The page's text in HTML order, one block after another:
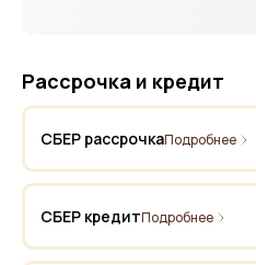
Рассрочка и кредит
СБЕР рассрочкаПодробнее
СБЕР кредитПодробнее